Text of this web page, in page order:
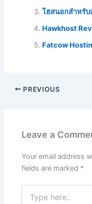
โฮสนอกสำหรับ
Hawkhost
Fatcow
PREVIOUS
Leave a
Your email address
fields are marked *
here..